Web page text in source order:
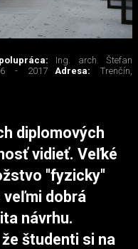
Ing. arch. Štefan
- 2017 Adresa: Trenčín,
diplomových
vidieť. Veľké
"fyzicky"
veľmi dobrá
návrhu.
študenti si na